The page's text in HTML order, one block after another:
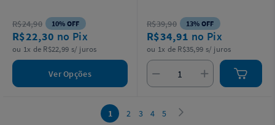
R$24,90 10% OFF
R$22,30 no Pix
ou 1x de R$22,99 s/ juros
Ver Opções
R$39,90 13% OFF
R$34,91 no Pix
ou 1x de R$35,99 s/ juros
1 2 3 4 5